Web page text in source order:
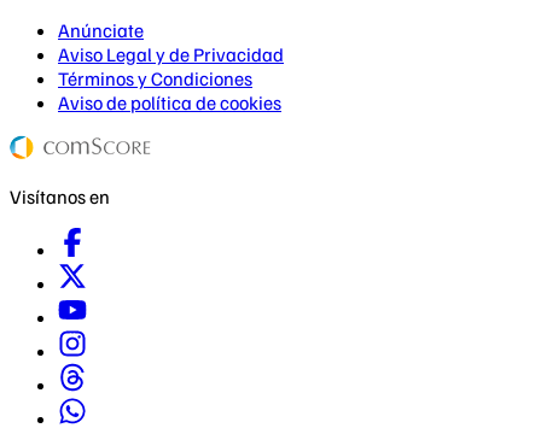
Anúnciate
Aviso Legal y de Privacidad
Términos y Condiciones
Aviso de política de cookies
Visítanos en